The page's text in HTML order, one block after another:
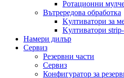
Pотационни
Вътрередова обработка
Kултиватори за
Kултиватори
Намери дилър
Сервиз
Резервни части
Сервиз
Конфигуратор за